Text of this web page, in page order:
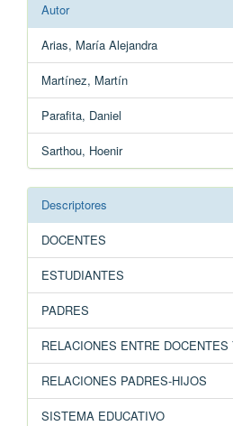
Autor
Arias, María Alejandra
Martínez, Martín
Parafita, Daniel
Sarthou, Hoenir
Descriptores
DOCENTES
ESTUDIANTES
PADRES
RELACIONES ENTRE DOCENTES
RELACIONES PADRES-HIJOS
SISTEMA EDUCATIVO